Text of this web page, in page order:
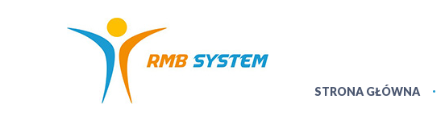
STRONA GŁÓWNA